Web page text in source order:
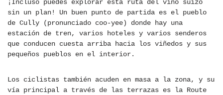
¡Incluso puedes explorar esta ruta del vino suizo
sin un plan! Un buen punto de partida es el pueblo
de Cully (pronunciado coo-yee) donde hay una
estación de tren, varios hoteles y varios senderos
que conducen cuesta arriba hacia los viñedos y sus
pequeños pueblos en el interior.
Los ciclistas también acuden en masa a la zona, y su
vía principal a través de las terrazas es la Route